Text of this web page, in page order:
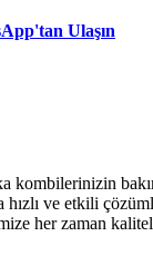
Ulaşın
ve etkili
her zaman